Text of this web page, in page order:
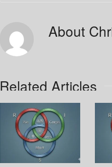
About
Related Articles